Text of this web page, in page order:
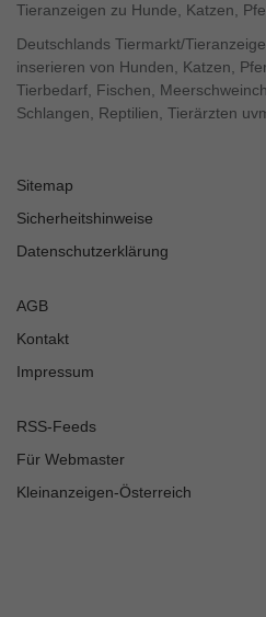
Tieranzeigen zu Hunde, Katzen,
Deutschlands Tiermarkt/
inserieren von Hunden, Katzen,
Tierbedarf, Fischen,
Schlangen, Reptilien, Tierärzten
Sitemap
Sicherheitshinweise
Datenschutzerklärung
AGB
Kontakt
Impressum
RSS-Feeds
Für Webmaster
Kleinanzeigen-Österreich